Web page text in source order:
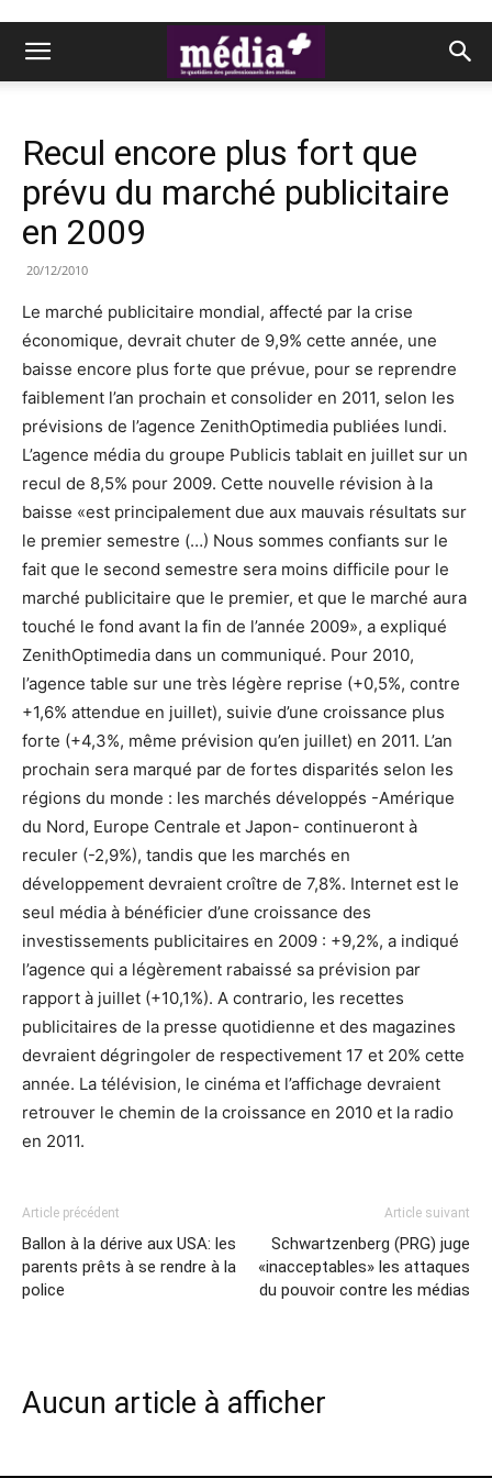
Recul encore plus fort que
prévu du marché publicitaire
en 2009
20/12/2010
Le marché publicitaire mondial, affecté par la crise
économique, devrait chuter de 9,9% cette année, une
baisse encore plus forte que prévue, pour se reprendre
faiblement l’an prochain et consolider en 2011, selon les
prévisions de l’agence ZenithOptimedia publiées lundi.
L’agence média du groupe Publicis tablait en juillet sur un
recul de 8,5% pour 2009. Cette nouvelle révision à la
baisse «est principalement due aux mauvais résultats sur
le premier semestre (…) Nous sommes confiants sur le
fait que le second semestre sera moins difficile pour le
marché publicitaire que le premier, et que le marché aura
touché le fond avant la fin de l’année 2009», a expliqué
ZenithOptimedia dans un communiqué. Pour 2010,
l’agence table sur une très légère reprise (+0,5%, contre
+1,6% attendue en juillet), suivie d’une croissance plus
forte (+4,3%, même prévision qu’en juillet) en 2011. L’an
prochain sera marqué par de fortes disparités selon les
régions du monde : les marchés développés -Amérique
du Nord, Europe Centrale et Japon- continueront à
reculer (-2,9%), tandis que les marchés en
développement devraient croître de 7,8%. Internet est le
seul média à bénéficier d’une croissance des
investissements publicitaires en 2009 : +9,2%, a indiqué
l’agence qui a légèrement rabaissé sa prévision par
rapport à juillet (+10,1%). A contrario, les recettes
publicitaires de la presse quotidienne et des magazines
devraient dégringoler de respectivement 17 et 20% cette
année. La télévision, le cinéma et l’affichage devraient
retrouver le chemin de la croissance en 2010 et la radio
en 2011.
Article précédent
Ballon à la dérive aux USA: les
parents prêts à se rendre à la
police
Article suivant
Schwartzenberg (PRG) juge
«inacceptables» les attaques
du pouvoir contre les médias
Aucun article à afficher